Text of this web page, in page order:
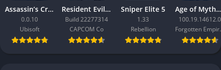
Assassin’s Creed Black Flag Resynced
0.0.10
Ubisoft
Resident Evil Requiem
Build 22277314
CAPCOM Co
Sniper Elite 5
1.33
Rebellion
Age of Mythology: Retold
100.19.14612.0